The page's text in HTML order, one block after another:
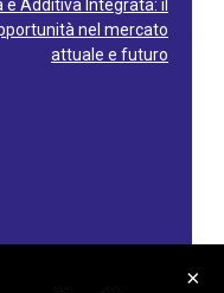
e Additiva Integrata: il
nel mercato
attuale e futuro
- Italy
×